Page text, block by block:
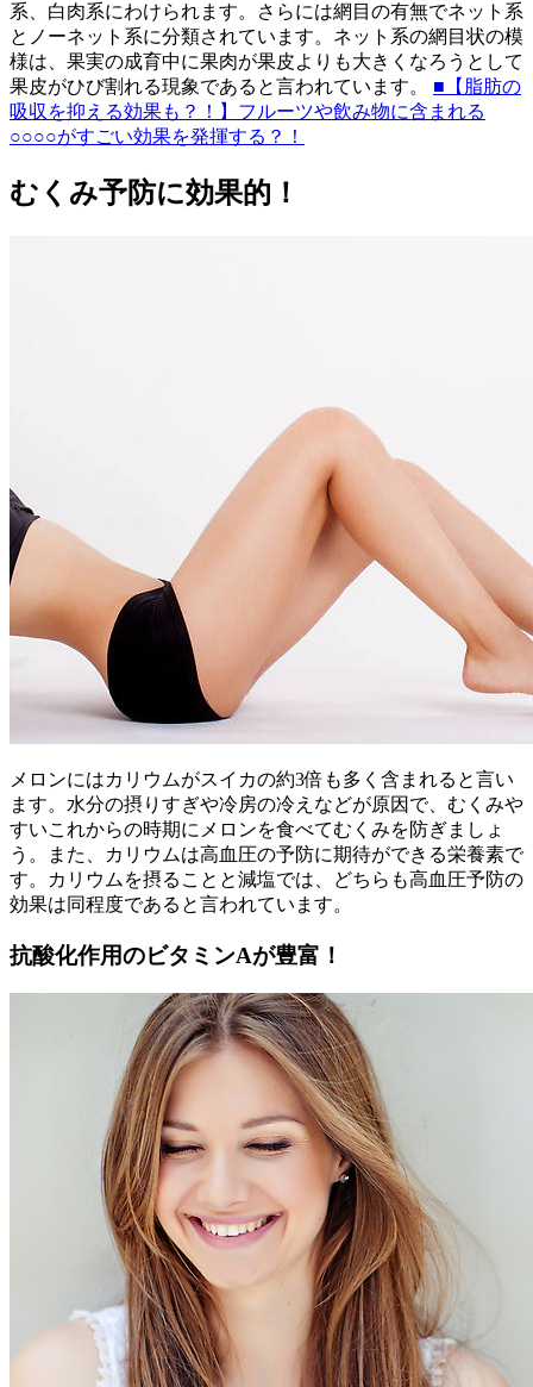
系、白肉系にわけられます。さらには網目の有無でネット系
とノーネット系に分類されています。ネット系の網目状の模
様は、果実の成育中に果肉が果皮よりも大きくなろうとして
果皮がひび割れる現象であると言われています。 ■【脂肪の
吸収を抑える効果も？！】フルーツや飲み物に含まれる
○○○○がすごい効果を発揮する？！
むくみ予防に効果的！
メロンにはカリウムがスイカの約3倍も多く含まれると言い
ます。水分の摂りすぎや冷房の冷えなどが原因で、むくみや
すいこれからの時期にメロンを食べてむくみを防ぎましょ
う。また、カリウムは高血圧の予防に期待ができる栄養素で
す。カリウムを摂ることと減塩では、どちらも高血圧予防の
効果は同程度であると言われています。
抗酸化作用のビタミンAが豊富！